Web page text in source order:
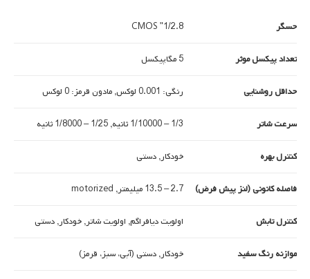
حسگر 1/2.8" CMOS
تعداد پیکسل موثر 5 مگاپیکسل
حداقل روشنایی رنگی: 0.001 لوکس, مادون قرمز: 0 لوکس
سرعت شاتر 1/3 – 1/10000 ثانیه, 1/25 – 1/8000 ثانیه
کنترل بهره خودکار, دستی
فاصله کانونی (لنز پیش فرض) 2.7 – 13.5 میلیمتر, motorized
کنترل تابش اولویت دیافراگم, اولویت شاتر, خودکار, دستی
موازنه رنگ سفید خودکار, دستی (آبی، سبز، قرمز)